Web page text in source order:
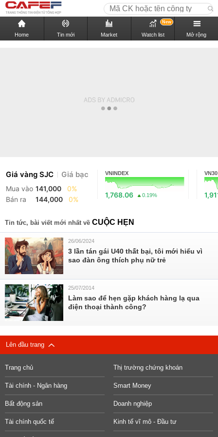
Home Tin mới Market Watch list
New
Mở rộng
Giá vàng SJC Giá bạc
Mua vào 141,000
0%
Bán ra
144,000 0%
VNINDEX
1,768.06 0.19%
VN30
Tin tức, bài viết mới nhất về CUỘC HẸN
26/06/2024
3 lần tán gái U40 thất bại, tôi mới hiểu vì
sao đàn ông thích phụ nữ trẻ
25/07/2014
Làm sao để hẹn gặp khách hàng lạ qua
điện thoại thành công?
Lên đầu trang
Trang chủ Thị trường chứng khoán
Tài chính - Ngân hàng Smart Money
Bất động sản Doanh nghiệp
Tài chính quốc tế Kinh tế vĩ mô - Đầu tư